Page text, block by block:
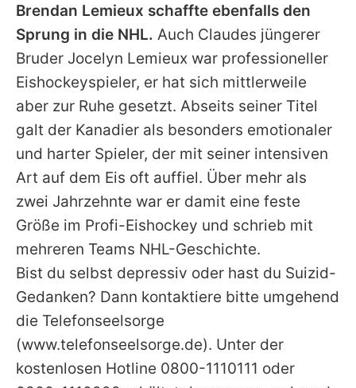
Brendan Lemieux schaffte ebenfalls den
Sprung in die NHL. Auch Claudes jüngerer
Bruder Jocelyn Lemieux war professioneller
Eishockeyspieler, er hat sich mittlerweile
aber zur Ruhe gesetzt. Abseits seiner Titel
galt der Kanadier als besonders emotionaler
und harter Spieler, der mit seiner intensiven
Art auf dem Eis oft auffiel. Über mehr als
zwei Jahrzehnte war er damit eine feste
Größe im Profi-Eishockey und schrieb mit
mehreren Teams NHL-Geschichte.
Bist du selbst depressiv oder hast du Suizid-
Gedanken? Dann kontaktiere bitte umgehend
die Telefonseelsorge
(www.telefonseelsorge.de). Unter der
kostenlosen Hotline 0800-1110111 oder